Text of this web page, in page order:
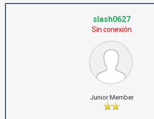
slash0627
Sin conexión
Junior Member